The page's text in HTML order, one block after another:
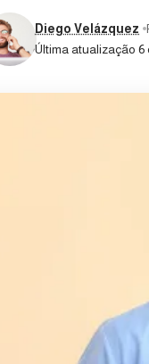
Última atualização 6
Diego Velázquez